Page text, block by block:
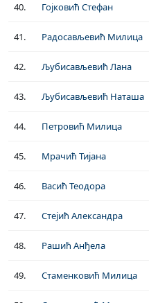
40. Гојковић Стефан
41. Радосављевић Милица
42. Љубисављевић Лана
43. Љубисављевић Наташа
44. Петровић Милица
45. Мрачић Тијана
46. Васић Теодора
47. Стејић Александра
48. Рашић Анђела
49. Стаменковић Милица